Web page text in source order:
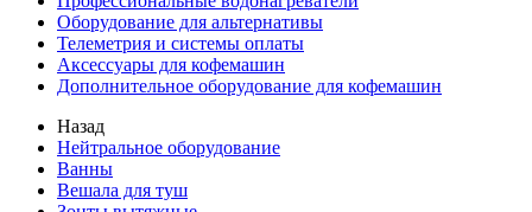
Оборудование для альтернативы
Телеметрия и системы оплаты
Аксессуары для кофемашин
Дополнительное оборудование для кофемашин
Назад
Нейтральное оборудование
Ванны
Вешала для туш